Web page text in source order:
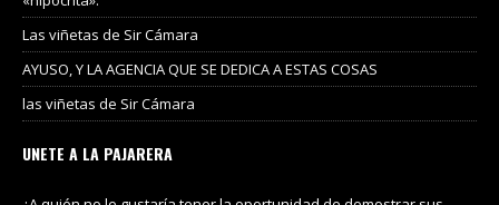
Las viñetas de Sir Cámara
AYUSO, Y LA AGENCIA QUE SE DEDICA A ESTAS COSAS
las viñetas de Sir Cámara
UNETE A LA PAJARERA